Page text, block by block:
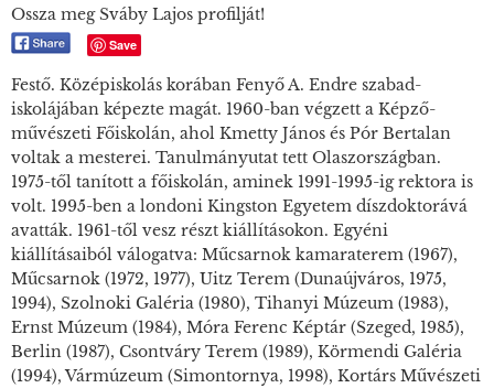
Ossza meg Sváby Lajos profilját!
Save
Festő. Középiskolás korában Fenyő A. Endre szabad-
iskolájában képezte magát. 1960-ban végzett a Képző-
művészeti Főiskolán, ahol Kmetty János és Pór Bertalan
voltak a mesterei. Tanulmányutat tett Olaszországban.
1975-től tanított a főiskolán, aminek 1991-1995-ig rektora is
volt. 1995-ben a londoni Kingston Egyetem díszdoktorává
avatták. 1961-től vesz részt kiállításokon. Egyéni
kiállításaiból válogatva: Műcsarnok kamaraterem (1967),
Műcsarnok (1972, 1977), Uitz Terem (Dunaújváros, 1975,
1994), Szolnoki Galéria (1980), Tihanyi Múzeum (1983),
Ernst Múzeum (1984), Móra Ferenc Képtár (Szeged, 1985),
Berlin (1987), Csontváry Terem (1989), Körmendi Galéria
(1994), Vármúzeum (Simontornya, 1998), Kortárs Művészeti